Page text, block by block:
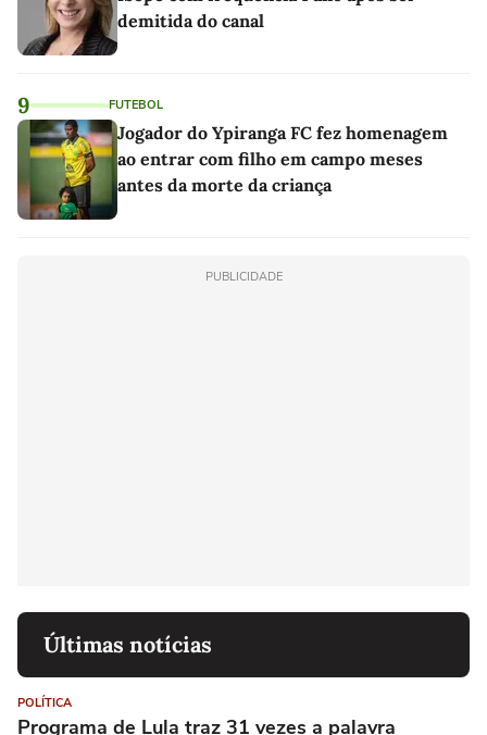
demitida do canal
9 FUTEBOL
Jogador do Ypiranga FC fez homenagem
ao entrar com filho em campo meses
antes da morte da criança
PUBLICIDADE
Últimas notícias
POLÍTICA
Programa de Lula traz 31 vezes a palavra